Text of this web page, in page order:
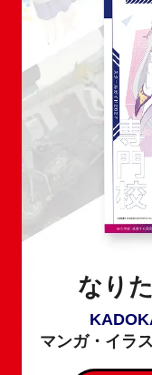
なり
マンガ・イラ